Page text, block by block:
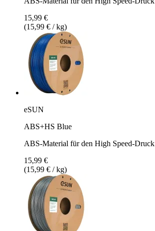
15,99 €
(15,99 € / kg)
eSUN
ABS+HS Blue
ABS-Material für den High Speed-Druck
15,99 €
(15,99 € / kg)